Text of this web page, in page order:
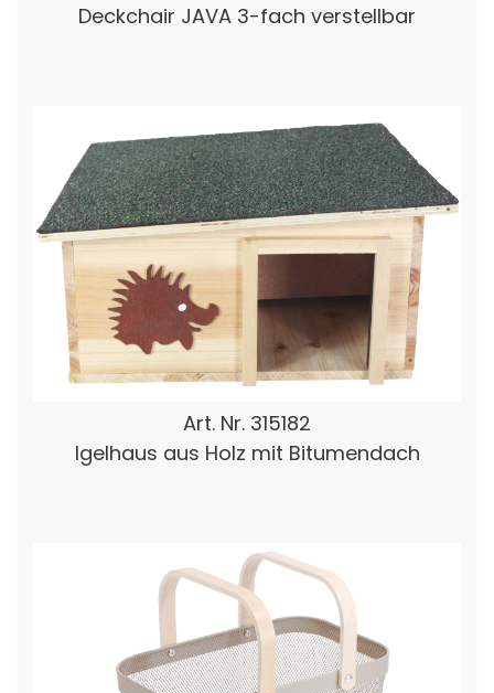
Deckchair JAVA 3-fach verstellbar
Art. Nr. 315182
Igelhaus aus Holz mit Bitumendach